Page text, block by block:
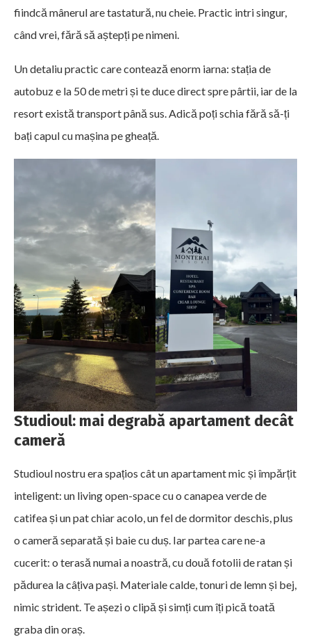
fiindcă mânerul are tastatură, nu cheie. Practic intri singur,
când vrei, fără să aștepți pe nimeni.
Un detaliu practic care contează enorm iarna: stația de
autobuz e la 50 de metri și te duce direct spre pârtii, iar de la
resort există transport până sus. Adică poți schia fără să-ți
bați capul cu mașina pe gheață.
Studioul: mai degrabă apartament decât
cameră
Studioul nostru era spațios cât un apartament mic și împărțit
inteligent: un living open-space cu o canapea verde de
catifea și un pat chiar acolo, un fel de dormitor deschis, plus
o cameră separată și baie cu duș. Iar partea care ne-a
cucerit: o terasă numai a noastră, cu două fotolii de ratan și
pădurea la câțiva pași. Materiale calde, tonuri de lemn și bej,
nimic strident. Te așezi o clipă și simți cum îți pică toată
graba din oraș.